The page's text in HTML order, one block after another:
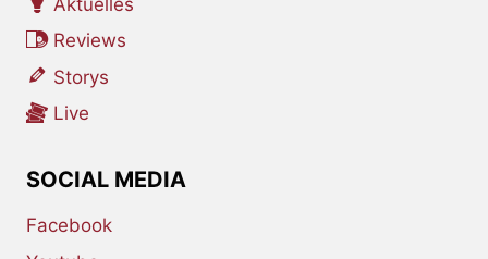
Reviews
Storys
Live
SOCIAL MEDIA
Facebook